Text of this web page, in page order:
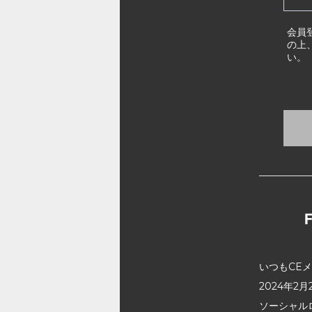
会員
の上
い。
いつもCE
2024年2月
ソーシャ